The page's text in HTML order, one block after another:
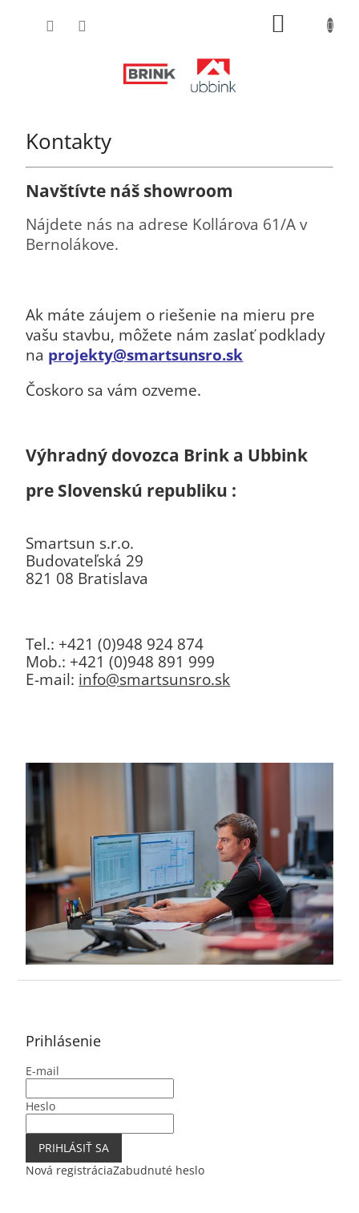
Kontakty
Navštívte náš showroom
Nájdete nás na adrese Kollárova 61/A v
Bernolákove.
Ak máte záujem o riešenie na mieru pre
vašu stavbu, môžete nám zaslať podklady
na projekty@smartsunsro.sk
Čoskoro sa vám ozveme.
Výhradný dovozca Brink a Ubbink
pre Slovenskú republiku :
Smartsun s.r.o.
Budovateľská 29
821 08 Bratislava
Tel.: +421 (0)948 924 874
Mob.: +421 (0)948 891 999
E-mail: info@smartsunsro.sk
Prihlásenie
E-mail
Heslo
PRIHLÁSIŤ SA
Nová registráciaZabudnuté heslo